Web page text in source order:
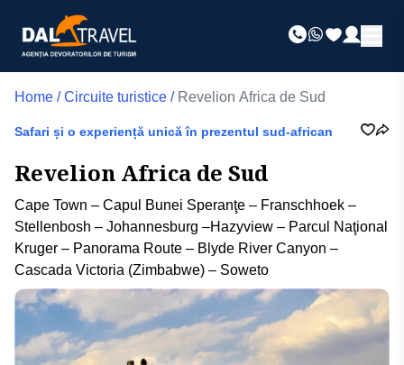
Home / Circuite turistice / Revelion Africa de Sud
Safari și o experiență unică în prezentul sud-african
Revelion Africa de Sud
Cape Town – Capul Bunei Speranţe – Franschhoek –
Stellenbosh – Johannesburg –Hazyview – Parcul Naţional
Kruger – Panorama Route – Blyde River Canyon –
Cascada Victoria (Zimbabwe) – Soweto